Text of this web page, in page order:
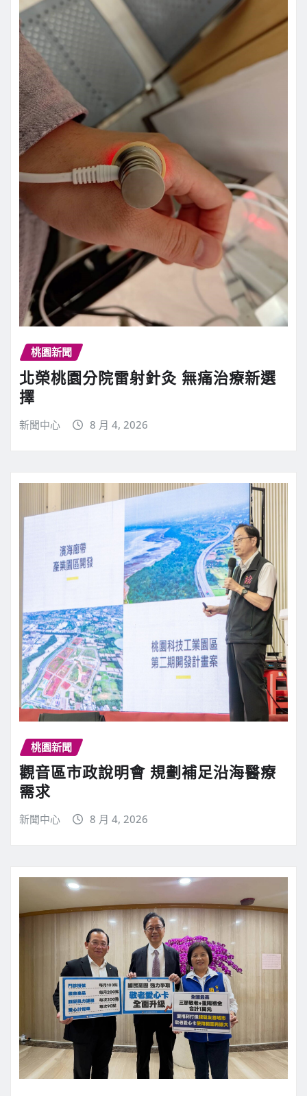
桃園新聞
北榮桃園分院雷射針灸 無痛治療新選
擇
新聞中心 8 月 4, 2026
桃園新聞
觀音區市政說明會 規劃補足沿海醫療
需求
新聞中心 8 月 4, 2026